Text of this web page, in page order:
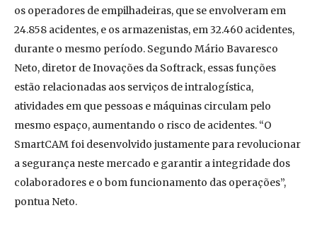
os operadores de empilhadeiras, que se envolveram em
24.858 acidentes, e os armazenistas, em 32.460 acidentes,
durante o mesmo período. Segundo Mário Bavaresco
Neto, diretor de Inovações da Softrack, essas funções
estão relacionadas aos serviços de intralogística,
atividades em que pessoas e máquinas circulam pelo
mesmo espaço, aumentando o risco de acidentes. “O
SmartCAM foi desenvolvido justamente para revolucionar
a segurança neste mercado e garantir a integridade dos
colaboradores e o bom funcionamento das operações”,
pontua Neto.